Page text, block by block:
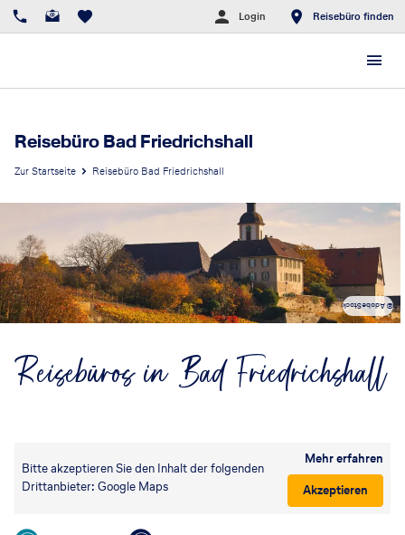
Login Reisebüro finden
Reisebüro Bad Friedrichshall
Zur Startseite Reisebüro Bad Friedrichshall
© AdobeStock
Reisebüros in Bad Friedrichshall
Bitte akzeptieren Sie den Inhalt der folgenden
Drittanbieter: Google Maps
Mehr erfahren
Akzeptieren